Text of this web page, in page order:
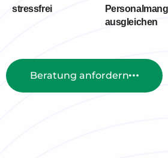
stressfrei
ausgleichen
Beratung anfordern